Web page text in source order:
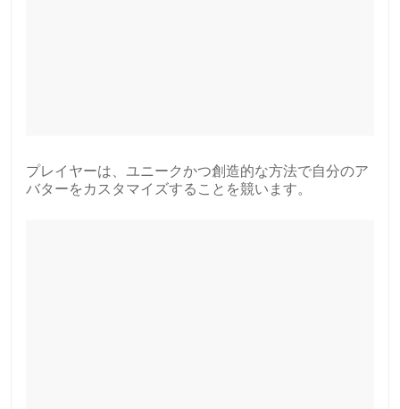
プレイヤーは、ユニークかつ創造的な方法で自分のア
バターをカスタマイズすることを競います。